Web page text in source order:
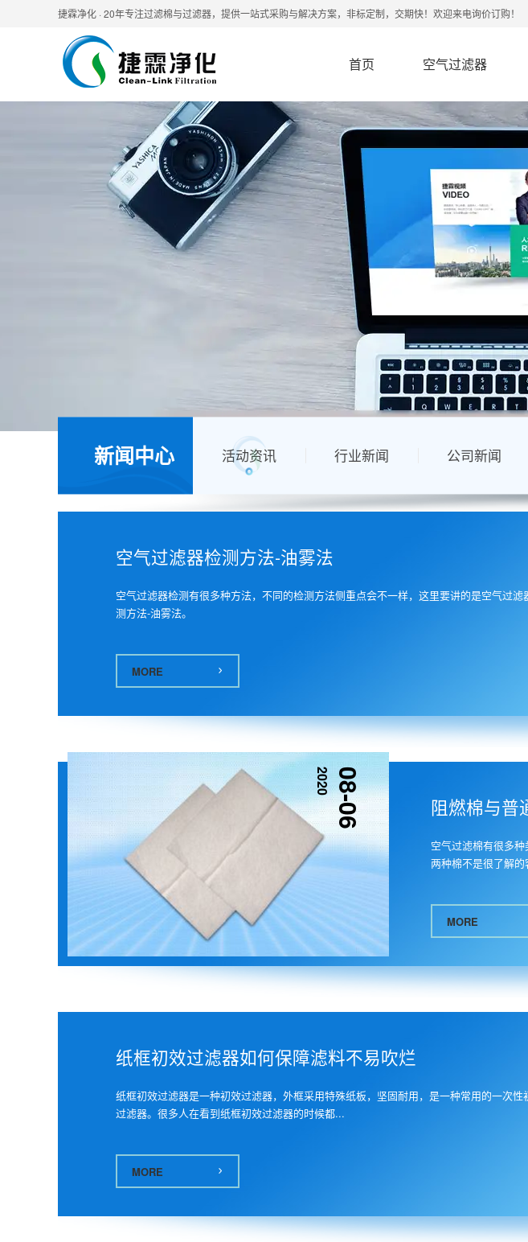
捷霖净化 · 20年专注过滤棉与过滤器，提供一站式采购与解决方案，非标定制，交期快！欢迎来电询价订购！
首页 空气过滤器
新闻中心 活动资讯 行业新闻 公司新闻
空气过滤器选用 - 空气过滤新闻中心 - 广州捷霖净化
空气过滤器检测方法-油雾法
空气过滤器检测有很多种方法，不同的检测方法侧重点会不一样，这里要讲的是空气过滤
测方法-油雾法。
MORE
08-06
2020
阻燃棉与普
空气过滤棉有很多
两种棉不是很了解
MORE
纸框初效过滤器如何保障滤料不易吹烂
纸框初效过滤器是一种初效过滤器，外框采用特殊纸板，坚固耐用，是一种常用的一次性
过滤器。很多人在看到纸框初效过滤器的时候都...
MORE